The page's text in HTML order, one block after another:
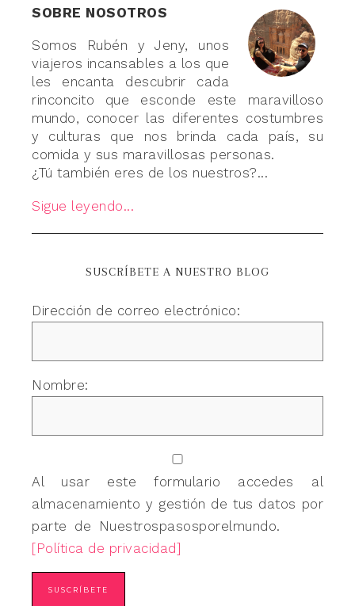
SOBRE NOSOTROS
Somos Rubén y Jeny, unos
viajeros incansables a los que
les encanta descubrir cada
rinconcito que esconde este maravilloso
mundo, conocer las diferentes costumbres
y culturas que nos brinda cada país, su
comida y sus maravillosas personas.
¿Tú también eres de los nuestros?...
Sigue leyendo...
SUSCRÍBETE A NUESTRO BLOG
Dirección de correo electrónico:
Nombre:
Al usar este formulario accedes al
almacenamiento y gestión de tus datos por
parte de Nuestrospasosporelmundo.
[Política de privacidad]